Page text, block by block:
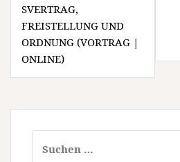
SVERTRAG,
FREISTELLUNG UND
ORDNUNG (VORTRAG |
ONLINE)
nach: